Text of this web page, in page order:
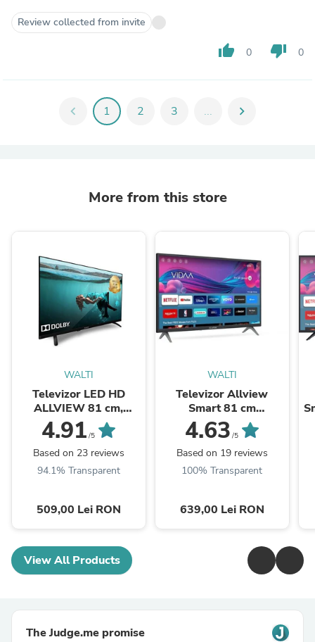
Review collected from invite
thumb_up 0 thumb_down 0
chevron_left 1 2 3 ... chevron_right
More from this store
WALTI
Televizor LED HD
ALLVIEW 81 cm,
32ATC6000
4.91 /5
Based on 23 reviews
94.1% Transparent
509,00 Lei RON
WALTI
Televizor Allview
Smart 81 cm
,32iPlay6000-H, HD,
Clasa E
4.63 /5
Based on 19 reviews
100% Transparent
639,00 Lei RON
View All Products
The Judge.me promise